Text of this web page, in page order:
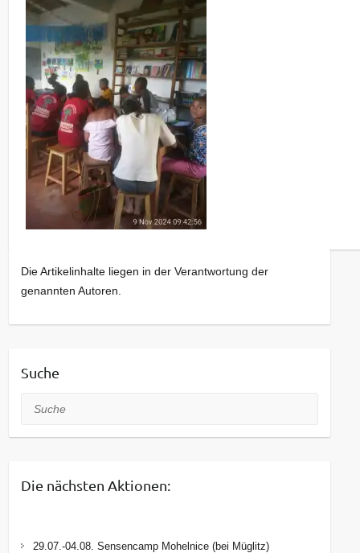
Die Artikelinhalte liegen in der Verantwortung der
genannten Autoren.
Suche
Suche
Die nächsten Aktionen:
29.07.-04.08. Sensencamp Mohelnice (bei Müglitz)